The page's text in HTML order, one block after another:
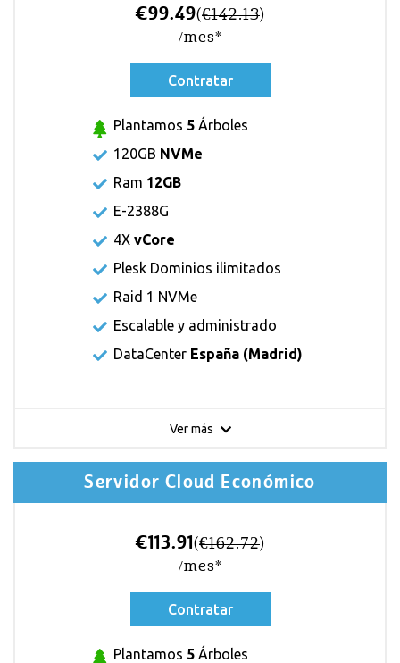
€99.49(€142.13)
/mes*
Contratar
Plantamos 5 Árboles
120GB NVMe
Ram 12GB
E-2388G
4X vCore
Plesk Dominios ilimitados
Raid 1 NVMe
Escalable y administrado
DataCenter España (Madrid)
Ver más
Servidor Cloud Económico
€113.91(€162.72)
/mes*
Contratar
Plantamos 5 Árboles